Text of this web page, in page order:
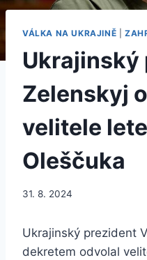
VÁLKA NA UKRAJINĚ
Ukrajinský
Zelenskyj
velitele
Oleščuka
31. 8. 2024
Ukrajinský prezident
dekretem odvolal